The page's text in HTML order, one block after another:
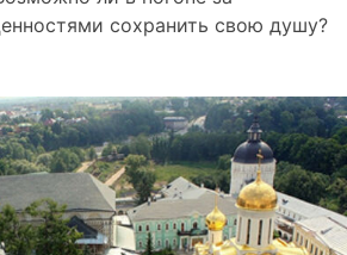
сохранить свою душу?